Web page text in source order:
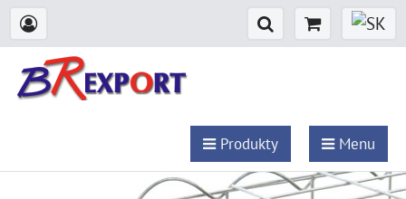
Produkty Menu